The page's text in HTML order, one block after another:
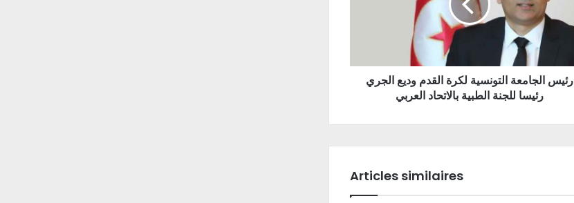
رئيس الجامعة التونسية لكرة القدم وديع الجري
رئيسا للجنة الطبية بالاتحاد العربي
Articles similaires